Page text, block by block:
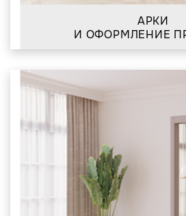
АРКИ
И ОФОРМЛЕНИЕ